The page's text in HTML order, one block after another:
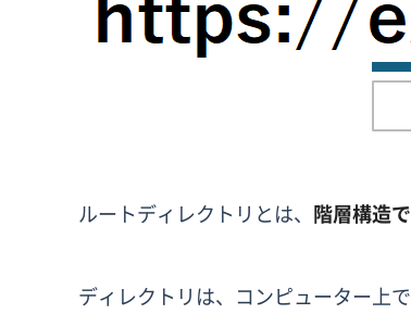
ルートディレクトリとは、 階層構造
ディレクトリは、コンピューター上